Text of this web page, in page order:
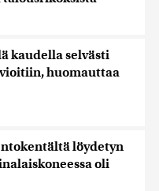
kaudella selvästi
huomauttaa
löydetyn
oli